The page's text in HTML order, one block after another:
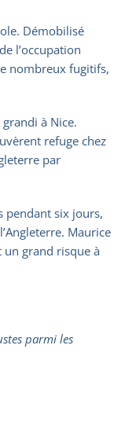
Démobilisé
l’occupation
nombreux fugitifs,
à Nice.
refuge chez
par
pendant six jours,
Maurice
grand risque à
parmi les